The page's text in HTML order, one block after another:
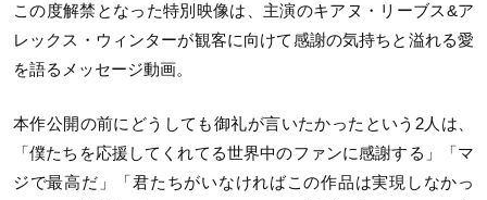
この度解禁となった特別映像は、主演のキアヌ・リーブス&ア
レックス・ウィンターが観客に向けて感謝の気持ちと溢れる愛
を語るメッセージ動画。
本作公開の前にどうしても御礼が言いたかったという2人は、
「僕たちを応援してくれてる世界中のファンに感謝する」「マ
ジで最高だ」「君たちがいなければこの作品は実現しなかっ